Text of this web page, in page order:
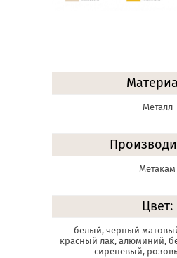
Металл
Метакам
Цвет:
белый, черный
красный лак, алюминий,
сиреневый,